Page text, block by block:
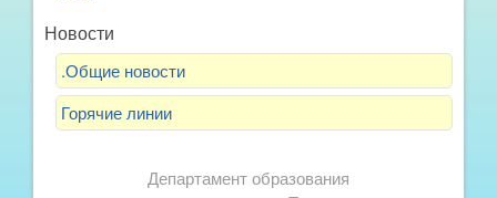
Новости
.Общие новости
Горячие линии
Департамент образования